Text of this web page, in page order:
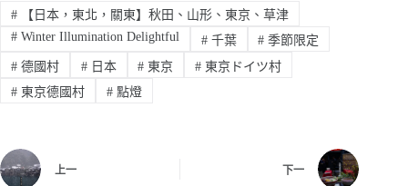
#【日本，東北，關東】秋田、山形、東京、草津
#Winter Illumination Delightful #千葉 # 季節限定
#德國村 #日本 # 東京 # 東京ドイツ村
#東京德國村 #點燈
上一 下一